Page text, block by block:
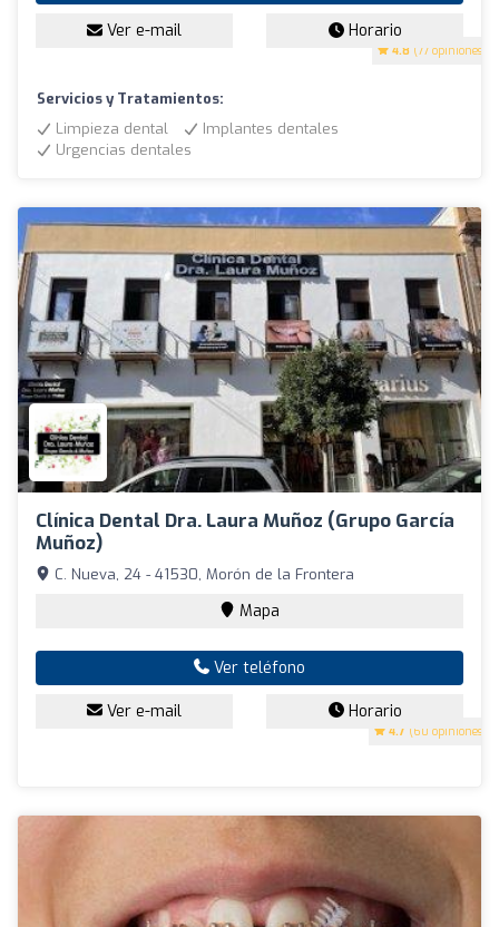
4.8 (77 opiniones)
Ver e-mail Horario
Servicios y Tratamientos:
Limpieza dental
Implantes dentales
Urgencias dentales
Clínica Dental Dra. Laura Muñoz (Grupo García
Muñoz)
4.7 (60 opiniones)
C. Nueva, 24 - 41530, Morón de la Frontera
Mapa
Ver teléfono
Ver e-mail Horario